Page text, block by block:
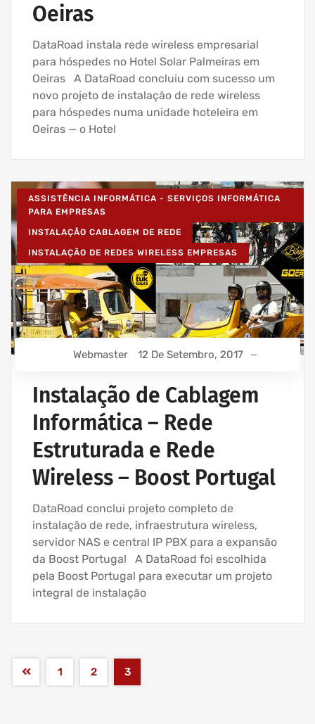
Oeiras
DataRoad instala rede wireless empresarial
para hóspedes no Hotel Solar Palmeiras em
Oeiras A DataRoad concluiu com sucesso um
novo projeto de instalação de rede wireless
para hóspedes numa unidade hoteleira em
Oeiras — o Hotel
ASSISTÊNCIA INFORMÁTICA - SERVIÇOS INFORMÁTICA
PARA EMPRESAS
INSTALAÇÃO CABLAGEM DE REDE
INSTALAÇÃO DE REDES WIRELESS EMPRESAS
Webmaster 12 De Setembro, 2017
Instalação de Cablagem
Informática – Rede
Estruturada e Rede
Wireless – Boost Portugal
DataRoad conclui projeto completo de
instalação de rede, infraestrutura wireless,
servidor NAS e central IP PBX para a expansão
da Boost Portugal A DataRoad foi escolhida
pela Boost Portugal para executar um projeto
integral de instalação
1 2 3